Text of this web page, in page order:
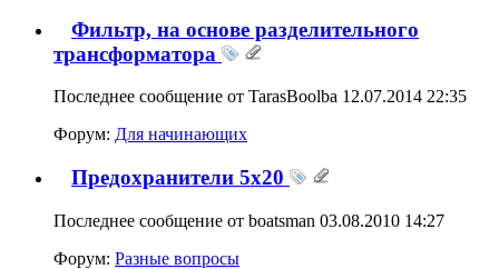
Фильтр, на основе разделительного
трансформатора
Последнее сообщение от TarasBoolba 12.07.2014 22:35
Форум: Для начинающих
Предохранители 5x20
Последнее сообщение от boatsman 03.08.2010 14:27
Форум: Разные вопросы